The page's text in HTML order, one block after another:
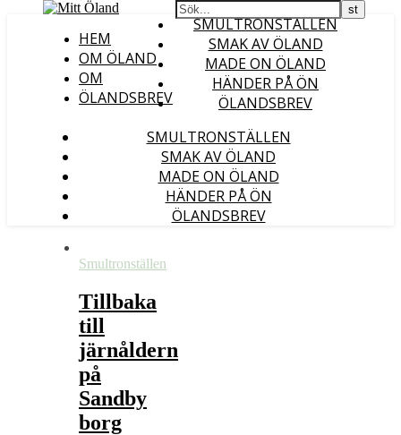
HEM
OM ÖLAND
OM
ÖLANDSBREV
SMULTRONSTÄLLEN
SMAK AV ÖLAND
MADE ON ÖLAND
HÄNDER PÅ ÖN
ÖLANDSBREV
SMULTRONSTÄLLEN
SMAK AV ÖLAND
MADE ON ÖLAND
HÄNDER PÅ ÖN
ÖLANDSBREV
Smultronställen
Tillbaka
till
järnåldern
på
Sandby
borg